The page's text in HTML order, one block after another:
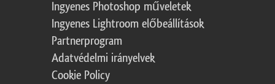
Ingyenes Photoshop műveletek
Ingyenes Lightroom előbeállítások
Partnerprogram
Adatvédelmi irányelvek
Cookie Policy